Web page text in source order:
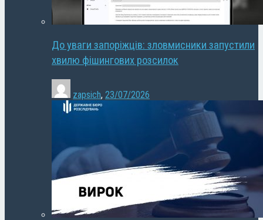
До уваги запоріжців: зловмисники запустили
хвилю фішингових розсилок
zapsich, 23/07/2026